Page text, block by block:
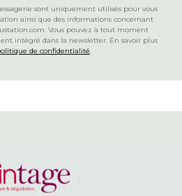
sont uniquement utilisés pour vous
ainsi que des informations concernant
Vous pouvez à tout moment
intégré dans la newsletter. En savoir plus
de confidentialité.